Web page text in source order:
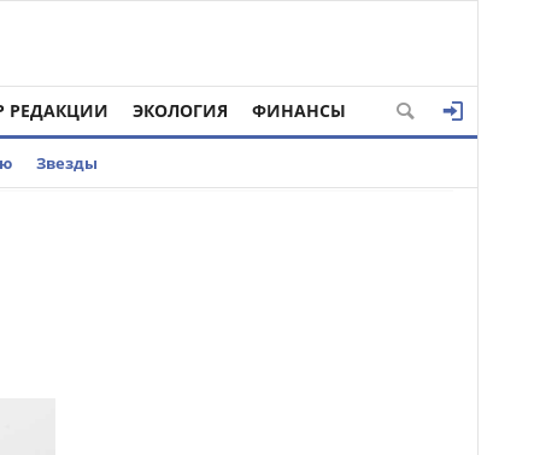
РЕДАКЦИИ ЭКОЛОГИЯ ФИНАНСЫ
Звезды